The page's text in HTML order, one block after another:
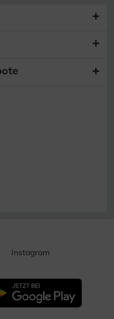
Instagram